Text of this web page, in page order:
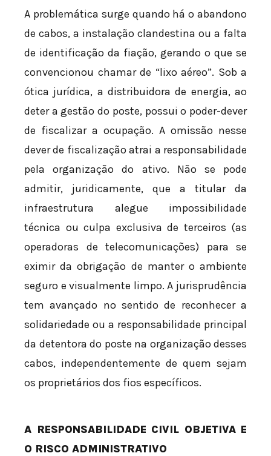
A problemática surge quando há o abandono
de cabos, a instalação clandestina ou a falta
de identificação da fiação, gerando o que se
convencionou chamar de “lixo aéreo”. Sob a
ótica jurídica, a distribuidora de energia, ao
deter a gestão do poste, possui o poder-dever
de fiscalizar a ocupação. A omissão nesse
dever de fiscalização atrai a responsabilidade
pela organização do ativo. Não se pode
admitir, juridicamente, que a titular da
infraestrutura alegue impossibilidade
técnica ou culpa exclusiva de terceiros (as
operadoras de telecomunicações) para se
eximir da obrigação de manter o ambiente
seguro e visualmente limpo. A jurisprudência
tem avançado no sentido de reconhecer a
solidariedade ou a responsabilidade principal
da detentora do poste na organização desses
cabos, independentemente de quem sejam
os proprietários dos fios específicos.
A RESPONSABILIDADE CIVIL OBJETIVA E
O RISCO ADMINISTRATIVO